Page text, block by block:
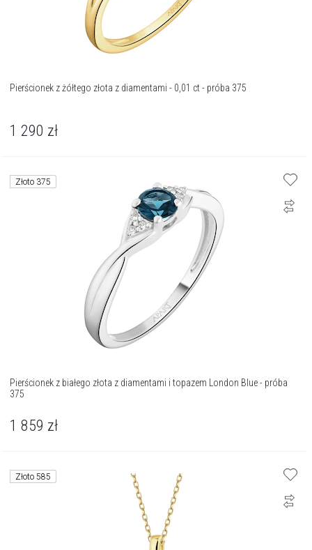
Pierścionek z żółtego złota z diamentami - 0,01 ct - próba 375
1 290 zł
Złoto 375
Pierścionek z białego złota z diamentami i topazem London Blue - próba
375
1 859 zł
Złoto 585